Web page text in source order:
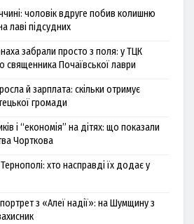
чоловік вдруге побив колишню
лаві підсудних
забрали просто з поля: у ТЦК
священника Почаївської лаври
й зарплата: скільки отримує
громади
і “економія” на дітях: що показали
Чорткова
хто насправді їх додає у
з «Алеї надії»: на Шумщину з